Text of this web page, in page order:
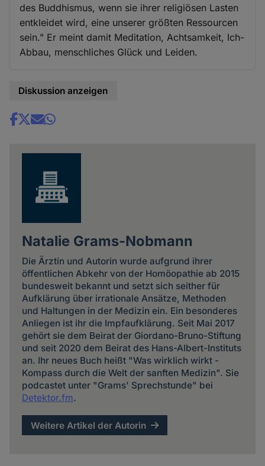
des Buddhismus, wenn sie ihrer religiösen Lasten
entkleidet wird, eine unserer größten Ressourcen
sein." Er meint damit Meditation, Achtsamkeit, Ich-
Abbau, menschliches Glück und Leiden.
Diskussion anzeigen
Share
Natalie Grams-Nobmann
Die Ärztin und Autorin wurde aufgrund ihrer
öffentlichen Abkehr von der Homöopathie ab 2015
bundesweit bekannt und setzt sich seither für
Aufklärung über irrationale Ansätze, Methoden
und Haltungen in der Medizin ein. Ein besonderes
Anliegen ist ihr die Impfaufklärung. Seit Mai 2017
gehört sie dem Beirat der Giordano-Bruno-Stiftung
und seit 2020 dem Beirat des Hans-Albert-Instituts
an. Ihr neues Buch heißt "Was wirklich wirkt -
Kompass durch die Welt der sanften Medizin". Sie
podcastet unter "Grams' Sprechstunde" bei
Detektor.fm.
Weitere Artikel der Autorin